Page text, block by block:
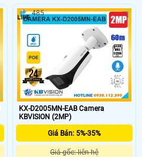
KX-D2005MN-EAB Camera
KBVISION (2MP)
Giá Bán: 5%-35%
Giá gốc: liên hệ
485